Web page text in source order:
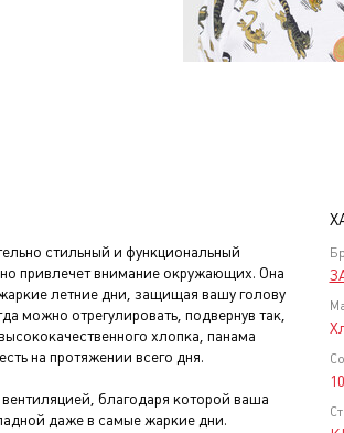
стильный и функциональный
привлечет внимание окружающих. Она
летние дни, защищая вашу голову
можно отрегулировать, подвернув так,
хлопка, панама
на протяжении всего дня.
благодаря которой ваша
даже в самые жаркие дни.